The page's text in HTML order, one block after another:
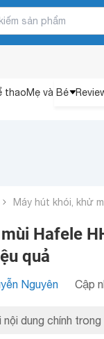
thaoMẹ và Bé
Máy hút khói, khử
Hafele
quả
Nguyên Cập
nội dung chính trong